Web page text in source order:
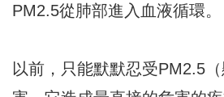
PM2.5從肺部進入血液循環。
以前，只能默默忍受PM2.5